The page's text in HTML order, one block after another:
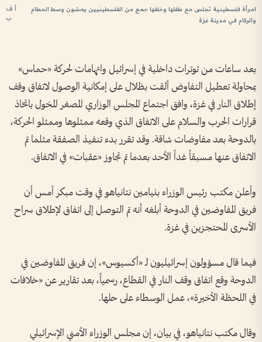
أ ف
ب
امرأة فلسطينية تجلس مع طفلها وخلفها جمع من الفلسطينيين يمشون وسط الحطام
والركام في مدينة غزة
بعد ساعات من توترات داخلية في إسرائيل واتهامات لحركة «حماس»
بمحاولة تعطيل التفاوض ألقت بظلال على إمكانية الوصول لاتفاق وقف
إطلاق النار في غزة، وافق اجتماع المجلس الوزاري المصغر المخول باتخاذ
قرارات الحرب والسلام على الاتفاق الذي وقعه ممثلوها وممثلو الحركة،
بالدوحة بعد مفاوضات شاقة. وقد تقرر بدء تنفيذ الصفقة مثلما تم
الاتفاق عنها مسبقاً غداً الأحد بعدما تم تجاوز «عقبات» في الاتفاق.
وأعلن مكتب رئيس الوزراء بنيامين نتانياهو في وقت مبكر أمس أن
فريق المفاوضين في الدوحة أبلغه أنه تم التوصل إلى اتفاق لإطلاق سراح
الأسرى المحتجزين في غزة.
فيما قال مسؤولون إسرائيليون لـ «أكسيوس»، إن فريق المفاوضين في
الدوحة وقع اتفاق وقف النار في القطاع، رسمياً، بعد تقارير عن «خلافات
في اللحظة الأخيرة»، عمل الوسطاء على حلها.
وقال مكتب نتانياهو، في بيان، إن مجلس الوزراء الأمني ​​الإسرائيلي